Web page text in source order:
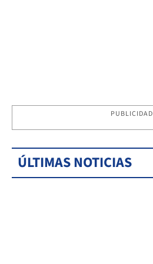
PUBLICIDAD
ÚLTIMAS NOTICIAS